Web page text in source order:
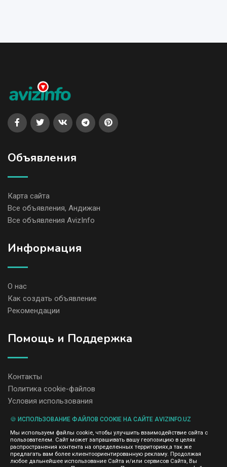
Объявления
Карта сайта
Все объявления, Андижан
Все объявления AvizInfo
Информация
О нас
Как создать объявление
Рекомендации
Помощь и Поддержка
Контакты
Политика cookie-файлов
Условия использования
содержание размещенных объявлений.
Мы ценим конфиденциальность наших пользователей. Мы не
передаем и не продаем личную информацию зарегистрированных
пользователей AvizInfo.uz третьим лицам. Мы не отвечаем за
🍪 ИСПОЛЬЗОВАНИЕ ФАЙЛОВ COOKIE НА САЙТЕ AVIZINFO.UZ
Мы используем файлы cookie, чтобы улучшить взаимодействие сайта с
пользователем. Сайт может запрашивать вашу геопозицию в целях
распространения контента на определенных территориях,а так же
предлагать вам более клиентоориентированную рекламу. Продолжая
любое дальнейшее использование Сайта и/или сервисов Сайта, Вы